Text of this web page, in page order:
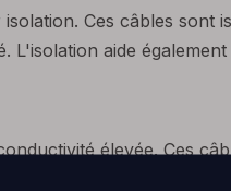
Ces câbles sont
aide
élevée. Ces
Cela permet une